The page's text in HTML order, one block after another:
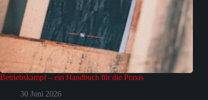
Betriebskampf – ein Handbuch für die Praxis
30 Juni 2026